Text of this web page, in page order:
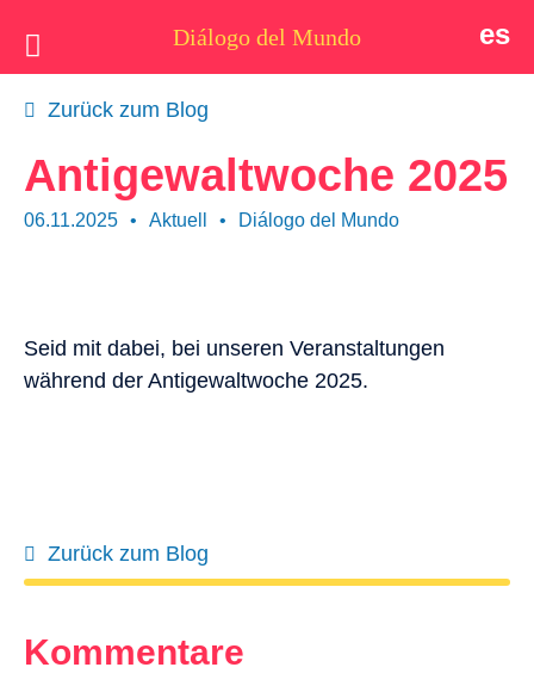
Diálogo del Mundo es
Idee
Wer wir sind
Unterstützen
Zurück zum Blog
Antigewaltwoche 2025
06.11.2025 • Aktuell • Diálogo del Mundo
Seid mit dabei, bei unseren Veranstaltungen
während der Antigewaltwoche 2025.
Zurück zum Blog
Kommentare